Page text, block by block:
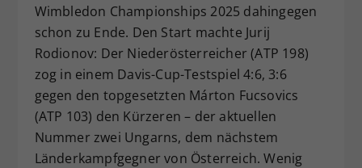
Wimbledon Championships 2025 dahingegen
schon zu Ende. Den Start machte Jurij
Rodionov: Der Niederösterreicher (ATP 198)
zog in einem Davis-Cup-Testspiel 4:6, 3:6
gegen den topgesetzten Márton Fucsovics
(ATP 103) den Kürzeren – der aktuellen
Nummer zwei Ungarns, dem nächstem
Länderkampfgegner von Österreich. Wenig